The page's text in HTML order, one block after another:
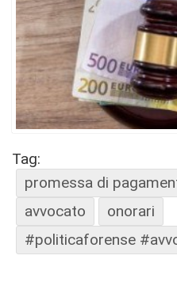
Tag:
promessa di
avvocato
onorari
#politicaforense